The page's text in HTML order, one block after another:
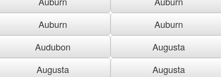
Auburn
Auburn
Audubon
Augusta
Augusta
Augusta